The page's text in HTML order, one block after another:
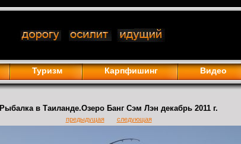
Туризм Карпфишинг Видео
Рыбалка в Таиланде.Озеро Банг Сэм Лэн декабрь 2011 г.
предыдущая следующая